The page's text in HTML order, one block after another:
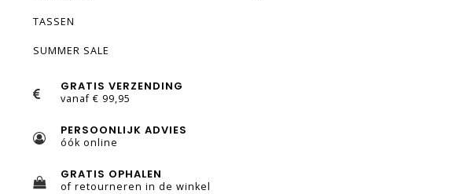
TASSEN
SUMMER SALE
GRATIS VERZENDING
vanaf € 99,95
PERSOONLIJK ADVIES
óók online
GRATIS OPHALEN
of retourneren in de winkel